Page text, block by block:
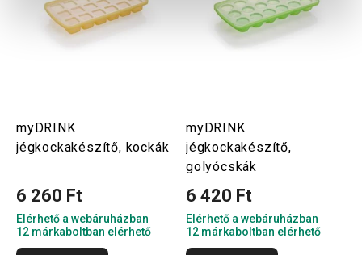
myDRINK
jégkockakészítő, kockák
6 260 Ft
Elérhető a webáruházban
12 márkaboltban elérhető
myDRINK
jégkockakészítő,
golyócskák
6 420 Ft
Elérhető a webáruházban
12 márkaboltban elérhető